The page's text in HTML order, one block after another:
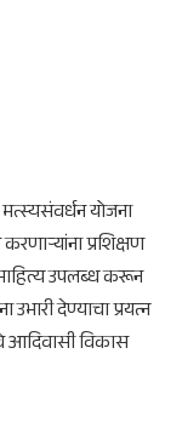
योजना
प्रशिक्षण
उपलब्ध करून
देण्याचा प्रयत्न
आदिवासी विकास